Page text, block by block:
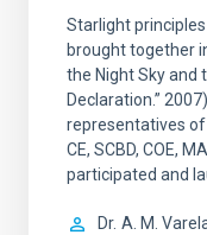
Starlight
brought together
the Night Sky and
Declaration.”
representatives of
CE, SCBD, COE,
participated and
Dr. A. M.